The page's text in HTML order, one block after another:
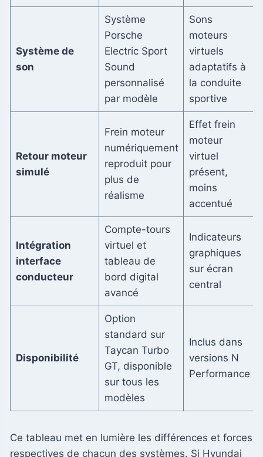
Système de
son
Système
Porsche
Electric Sport
Sound
personnalisé
par modèle
Sons
moteurs
virtuels
adaptatifs à
la conduite
sportive
Retour moteur
simulé
Frein moteur
numériquement
reproduit pour
plus de
réalisme
Effet frein
moteur
virtuel
présent,
moins
accentué
Intégration
interface
conducteur
Compte-tours
virtuel et
tableau de
bord digital
avancé
Indicateurs
graphiques
sur écran
central
Disponibilité
Option
standard sur
Taycan Turbo
GT, disponible
sur tous les
modèles
Inclus dans
versions N
Performance
Ce tableau met en lumière les différences et forces
respectives de chacun des systèmes. Si Hyundai